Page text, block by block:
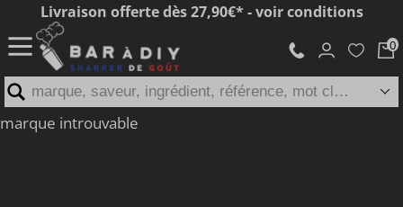
marque introuvable
Livraison offerte dès 27,90€* - voir conditions
marque, saveur, ingrédient, référence, mot clé...